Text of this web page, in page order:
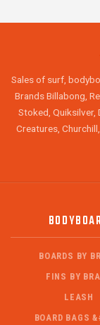
Sales of surf,
Brands Billabong,
Stoked, Quiksilver,
Creatures,
BOARDS BY
FINS BY
LEASH
BOARD BAGS